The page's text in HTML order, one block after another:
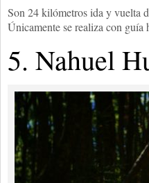
Son 24 kilómetros ida y vuelta
Únicamente se realiza con guía
5. Nahuel